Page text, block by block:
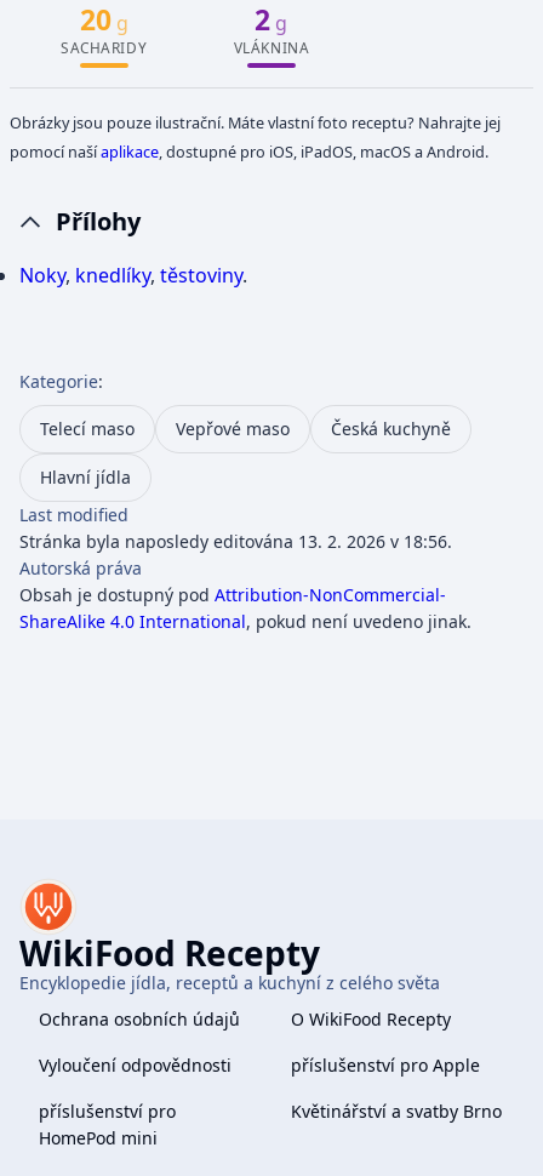
20g
SACHARIDY
2 g
VLÁKNINA
Obrázky jsou pouze ilustrační. Máte vlastní foto receptu? Nahrajte jej
pomocí našíaplikace, dostupné pro iOS, iPadOS, macOS a Android.
Přílohy
Noky, knedlíky, těstoviny.
Kategorie:
Telecí maso Vepřové maso Česká kuchyně
Hlavní jídla
Last modified
Stránka byla naposledy editována 13. 2. 2026 v 18:56.
Autorská práva
Obsah je dostupný pod Attribution-NonCommercial-
ShareAlike 4.0 International, pokud není uvedeno jinak.
WikiFood Recepty
Encyklopedie jídla, receptů a kuchyní z celého světa
Ochrana osobních údajů
O WikiFood Recepty
Vyloučení odpovědnosti
příslušenství pro Apple
příslušenství pro
HomePod mini
Květinářství a svatby Brno